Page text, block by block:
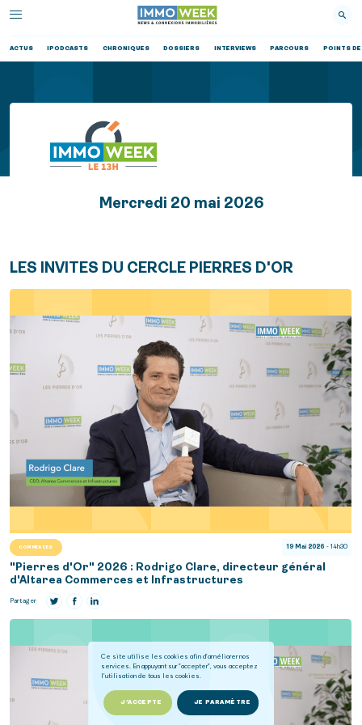
ACTUS IPODCASTS CHRONIQUES DOSSIERS INTERVIEWS PARCOURS POINTS DE
Ce site utilise les cookies afin d'améliorer nos
services. En appuyant sur "accepter", vous acceptez
l'utilisation de tous les cookies.
J'ACCEPTE JE PARAMÈTRE
Mercredi 20 mai 2026
LES INVITES DU CERCLE PIERRES D'OR
COMMERCES 19 Mai 2026 - 14h30
"Pierres d'Or" 2026 : Rodrigo Clare, directeur général
d'Altarea Commerces et Infrastructures
Partager